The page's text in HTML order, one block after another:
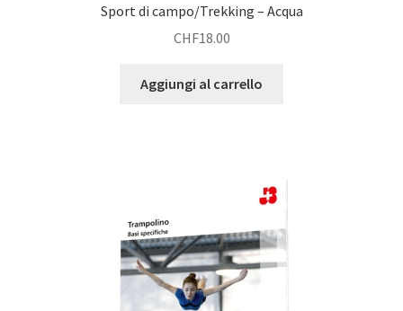
Sport di campo/Trekking – Acqua
CHF18.00
Aggiungi al carrello